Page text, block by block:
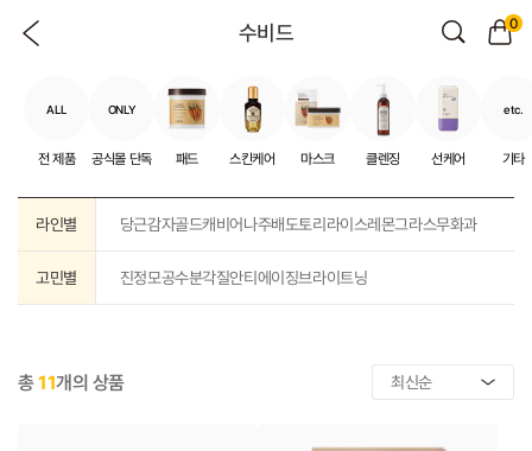
수비드 0
ALL
전 제품
ONLY
공식몰 단독 패드 스킨케어 마스크 클렌징 선케어
etc.
기타
라인별 당근감자골드캐비어나주배도토리 라이스레몬그라스무화과
고민별 진정모공수분각질안티에이징브라이트닝
총11개의 상품